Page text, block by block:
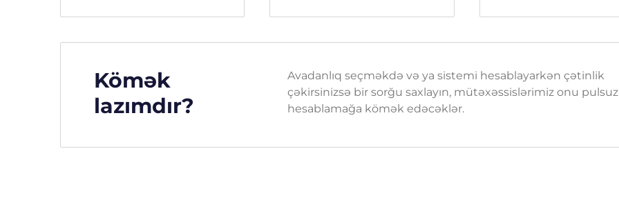
Kömək
lazımdır?
Avadanlıq seçməkdə və ya sistemi hesablayarkən çətinlik
çəkirsinizsə bir sorğu saxlayın, mütəxəssislərimiz onu pulsuz
hesablamağa kömək edəcəklər.